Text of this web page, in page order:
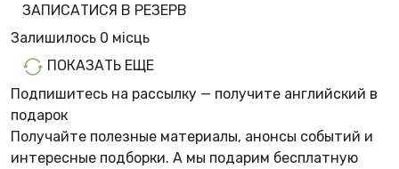
ЗАПИСАТИСЯ В РЕЗЕРВ
Залишилось 0 місць
ПОКАЗАТЬ ЕЩЕ
Подпишитесь на рассылку — получите английский в
подарок
Получайте полезные материалы, анонсы событий и
интересные подборки. А мы подарим бесплатную